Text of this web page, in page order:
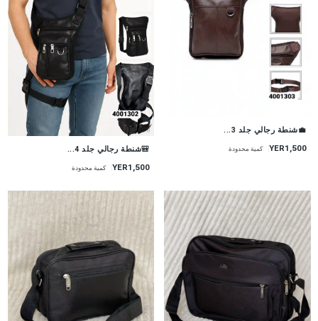
💼شنطة رجالي جلد 3...
YER1,500 كمية محدودة 🎒شنطة رجالي جلد 4...
YER1,500 كمية محدودة